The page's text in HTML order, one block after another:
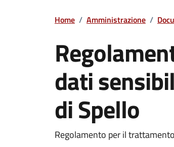
Home / Amministrazione /
dati
di Spello
Dettagli del documento
Regolamento per il